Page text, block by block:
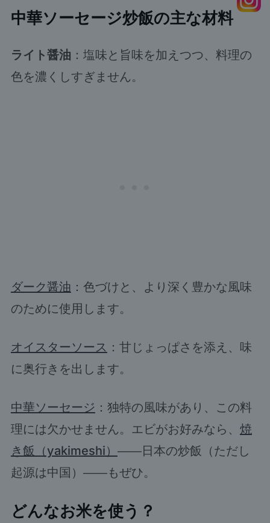
中華ソーセージ炒飯の主な材料
ライト醤油 ：塩味と旨味を加えつつ、料理の
色を濃くしすぎません。
ダーク醤油 ：色づけと、より深く豊かな風味
のために使用します。
オイスターソース ：甘じょっぱさを添え、味
に奥行きを出します。
中華ソーセージ ：独特の風味があり、この料
理には欠かせません。エビがお好みなら、 焼
き飯（yakimeshi） ――日本の炒飯（ただし
起源は中国）――もぜひ。
どんなお米を使う？